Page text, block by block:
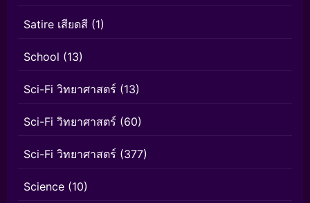
Satire เสียดสี (1)
School (13)
Sci-Fi วิทยาศาสตร์ (13)
Sci-Fi วิทยาศาสตร์ (60)
Sci-Fi วิทยาศาสตร์ (377)
Science (10)